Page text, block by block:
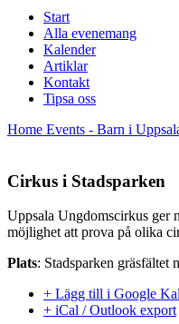
Start
Alla evenemang
Kalender
Artiklar
Kontakt
Tipsa oss
Home Events - Barn i
Cirkus i Stadsparken
Uppsala Ungdomscirkus ger
möjlighet att prova på olika
Plats: Stadsparken gräsfältet
+ Lägg till i Google
+ iCal / Outlook export